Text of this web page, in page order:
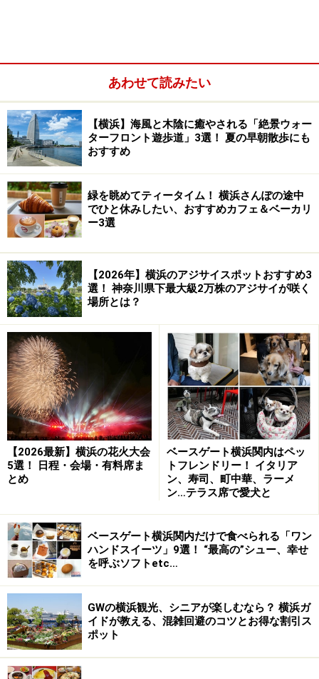
山東2号館：鉄観音のカヌレ＆ミルフィーユエッグタル
ト
鵬天閣 新館：焼き小籠包
鵬天閣新館「焼き小籠包 海鮮と豚肉 2種盛りセット（750
円）」
平日でも行列の絶えない「
鵬天閣（ホウテンカク）新
館」。並んでいる人たちのお目当ては「焼き小籠包」で
す。本場中国で修業を積んだ熟練の点心師が、一つひと
つ手包みしています。平鍋でぎっしり詰めて蒸し焼きに
する様子など、並んでいる途中で小籠包を作る過程を窓
越しに見られるのも楽しい！
一番人気は、王道の豚肉小籠包と翡翠（ひすい）色の海
鮮焼き小籠包が味わえる2種盛りセット（750円）。鮮や
かな翡翠色の「海鮮焼き小籠包」は、皮の生地にほうれ
ん草が練り込まれており、餡（あん）には海老などが入
っています。店頭に黒酢が用意されているので、味変を
楽しむことができます。
あわせて読みたい
【横浜】海風と木陰に癒やされる「絶景ウォー
ターフロント遊歩道」3選！ 夏の早朝散歩にも
おすすめ
緑を眺めてティータイム！ 横浜さんぽの途中
でひと休みしたい、おすすめカフェ＆ベーカリ
ー3選
【2026年】横浜のアジサイスポットおすすめ3
選！ 神奈川県下最大級2万株のアジサイが咲く
場所とは？
【2026最新】横浜の花火大会
5選！ 日程・会場・有料席ま
とめ
ベースゲート横浜関内はペッ
トフレンドリー！ イタリア
ン、寿司、町中華、ラーメ
ン…テラス席で愛犬と
ベースゲート横浜関内だけで食べられる「ワン
ハンドスイーツ」9選！ “最高の”シュー、幸せ
を呼ぶソフトetc…
GWの横浜観光、シニアが楽しむなら？ 横浜ガ
イドが教える、混雑回避のコツとお得な割引ス
ポット